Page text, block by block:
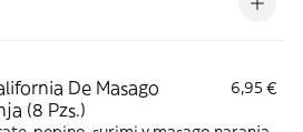
De Masago
(8 Pzs.)
6,95 €